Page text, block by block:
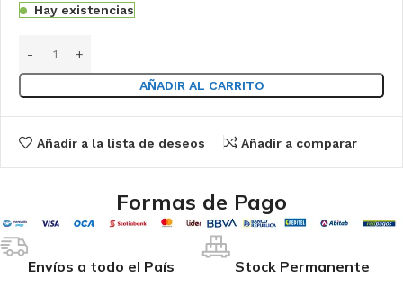
Hay existencias
AÑADIR AL CARRITO
Añadir a la lista de deseos Añadir a comparar
Formas de Pago
Envíos a todo el País Stock Permanente